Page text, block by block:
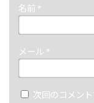
名前 *
メール *
次回のコメン